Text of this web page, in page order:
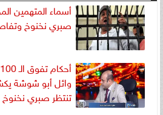
أسماء المتهمين
صبري نخنوخ
وائل أبو شوشة
تنتظر صبري نخنوخ